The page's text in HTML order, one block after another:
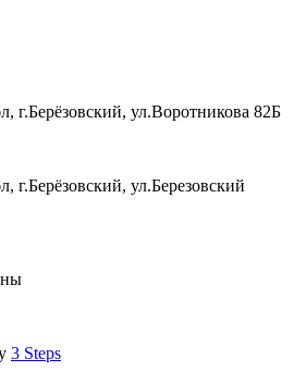
г.Берёзовский, ул.Воротникова 82Б
г.Берёзовский, ул.Березовский
3 Steps